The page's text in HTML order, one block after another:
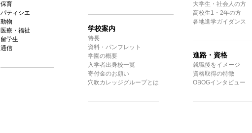
保育
パティシエ
動物
医療・福祉
留学生
通信
学校案内
特長
資料・パンフレット
学園の概要
入学者出身校一覧
寄付金のお願い
穴吹カレッジグループとは
大学生・社会人の方
高校生1・2年の方
各地進学ガイダンス
進路・資格
就職後をイメージ
資格取得の特徴
OBOGインタビュー